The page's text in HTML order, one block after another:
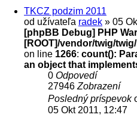
TKCZ podzim 2011
od užívateľa radek » 05
[phpBB Debug] PHP
[ROOT]/vendor/twig/
on line 1266: count():
an object that
0 Odpovedí
27946 Zobrazení
Posledný príspevok
05 Okt 2011, 12:47